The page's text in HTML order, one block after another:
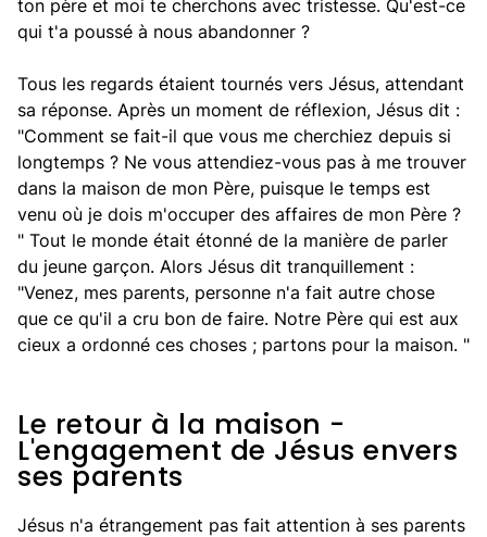
ton père et moi te cherchons avec tristesse. Qu'est-ce
qui t'a poussé à nous abandonner ?
Tous les regards étaient tournés vers Jésus, attendant
sa réponse. Après un moment de réflexion, Jésus dit :
"Comment se fait-il que vous me cherchiez depuis si
longtemps ? Ne vous attendiez-vous pas à me trouver
dans la maison de mon Père, puisque le temps est
venu où je dois m'occuper des affaires de mon Père ?
" Tout le monde était étonné de la manière de parler
du jeune garçon. Alors Jésus dit tranquillement :
"Venez, mes parents, personne n'a fait autre chose
que ce qu'il a cru bon de faire. Notre Père qui est aux
cieux a ordonné ces choses ; partons pour la maison. "
Le retour à la maison -
L'engagement de Jésus envers
ses parents
Jésus n'a étrangement pas fait attention à ses parents